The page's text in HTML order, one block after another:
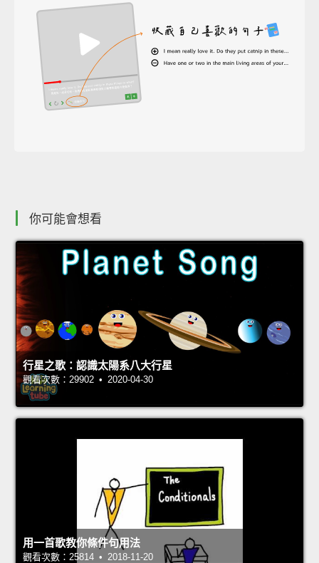
你可能會想看
行星之歌：認識太陽系八大行星
觀看次數：29902 • 2020-04-30
用一首歌教你條件句用法
觀看次數：25814 • 2018-11-20